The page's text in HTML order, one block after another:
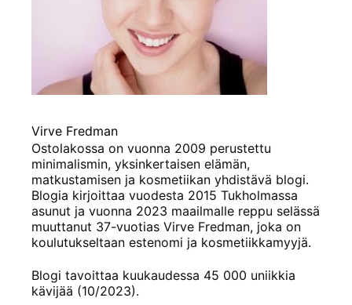
Virve Fredman
Ostolakossa on vuonna 2009 perustettu
minimalismin, yksinkertaisen elämän,
matkustamisen ja kosmetiikan yhdistävä blogi.
Blogia kirjoittaa vuodesta 2015 Tukholmassa
asunut ja vuonna 2023 maailmalle reppu selässä
muuttanut 37-vuotias Virve Fredman, joka on
koulutukseltaan estenomi ja kosmetiikkamyyjä.
Blogi tavoittaa kuukaudessa 45 000 uniikkia
kävijää (10/2023).